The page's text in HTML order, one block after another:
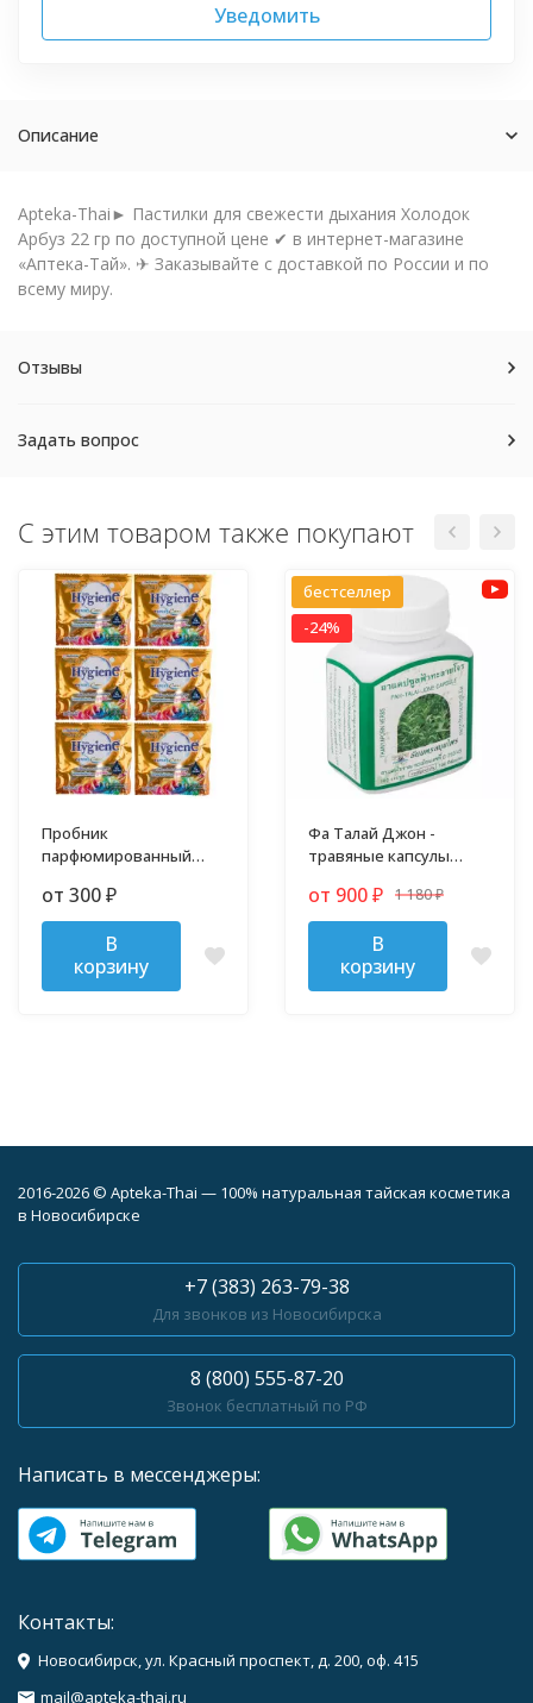
Уведомить
Описание
Apteka-Thai► Пастилки для свежести дыхания Холодок
Арбуз 22 гр по доступной цене ✔ в интернет-магазине
«Аптека-Тай». ✈ Заказывайте с доставкой по России и по
всему миру.
Отзывы
Задать вопрос
С этим товаром также покупают
Пробник
парфюмированный
мягкости белья HYGIENE
20 мл
от 300 ₽
В
корзину
бестселлер
-24%
Фа Талай Джон -
травяные капсулы
простуды
от 900 ₽ 1 180₽
В
корзину
2016-2026 © Apteka-Thai — 100% натуральная тайская косметика
в Новосибирске
+7 (383) 263-79-38
Для звонков из Новосибирска
8 (800) 555-87-20
Звонок бесплатный по РФ
Написать в мессенджеры:
Контакты:
Новосибирск, ул. Красный проспект, д. 200, оф. 415
mail@apteka-thai.ru